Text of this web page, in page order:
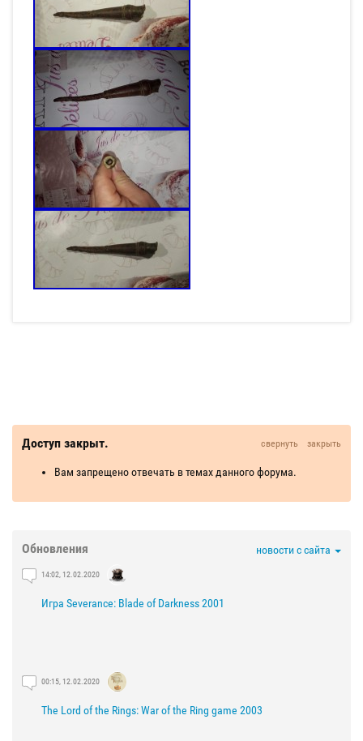
Доступ закрыт. свернуть закрыть
Вам запрещено отвечать в темах данного форума.
Обновления новости с сайта
14:02, 12.02.2020
Игра Severance: Blade of Darkness 2001
00:15, 12.02.2020
The Lord of the Rings: War of the Ring game 2003